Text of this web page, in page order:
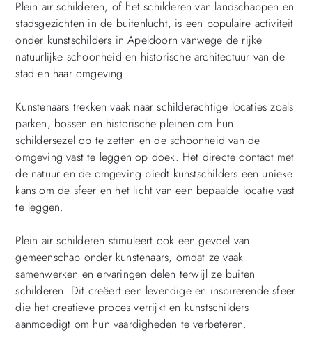
Plein air schilderen, of het schilderen van landschappen en
stadsgezichten in de buitenlucht, is een populaire activiteit
onder kunstschilders in Apeldoorn vanwege de rijke
natuurlijke schoonheid en historische architectuur van de
stad en haar omgeving.
Kunstenaars trekken vaak naar schilderachtige locaties zoals
parken, bossen en historische pleinen om hun
schildersezel op te zetten en de schoonheid van de
omgeving vast te leggen op doek. Het directe contact met
de natuur en de omgeving biedt kunstschilders een unieke
kans om de sfeer en het licht van een bepaalde locatie vast
te leggen.
Plein air schilderen stimuleert ook een gevoel van
gemeenschap onder kunstenaars, omdat ze vaak
samenwerken en ervaringen delen terwijl ze buiten
schilderen. Dit creëert een levendige en inspirerende sfeer
die het creatieve proces verrijkt en kunstschilders
aanmoedigt om hun vaardigheden te verbeteren.